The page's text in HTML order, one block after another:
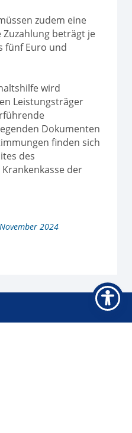
zudem eine
Zuzahlung beträgt je
fünf Euro und
wird
Leistungsträger
Dokumenten
finden sich
des
der
2024